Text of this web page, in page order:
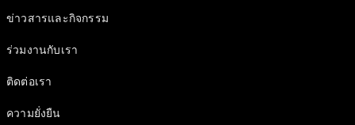
Issue 2-
เล่มเฉพาะ
Issue 1-
ข่าวสารและกิจกรรม
ร่วมงานกับเรา
ติดต่อเรา
ความยั่งยืน